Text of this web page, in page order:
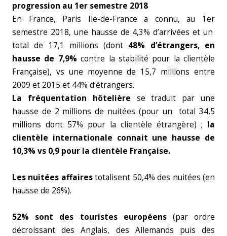
progression au 1er semestre 2018
En France, Paris Ile-de-France a connu, au 1er
semestre 2018, une hausse de 4,3% d’arrivées et un
total de 17,1 millions (dont 48% d’étrangers, en
hausse de 7,9% contre la stabilité pour la clientèle
Française), vs une moyenne de 15,7 millions entre
2009 et 2015 et 44% d’étrangers.
La fréquentation hôtelière se traduit par une
hausse de 2 millions de nuitées (pour un total 34,5
millions dont 57% pour la clientèle étrangère) ; la
clientèle internationale connait une hausse de
10,3% vs 0,9 pour la clientèle Française.
Les nuitées affairestotalisent 50,4% des nuitées (en
hausse de 26%).
52% sont des touristes européens(par ordre
décroissant des Anglais, des Allemands puis des